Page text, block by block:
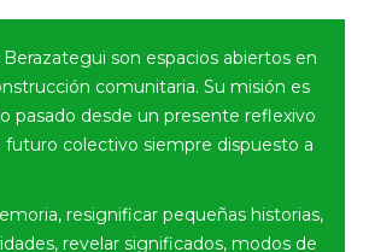
son espacios abiertos en
comunitaria. Su misión es
pasado desde un presente reflexivo
futuro colectivo siempre dispuesto a
resignificar pequeñas historias,
revelar significados, modos de